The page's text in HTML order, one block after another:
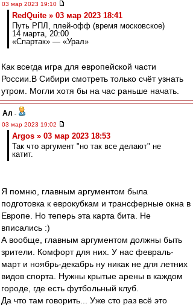
03 мар 2023 19:10
RedQuite » 03 мар 2023 18:41
Путь РПЛ, плей-офф (время московское)
14 марта, 20:00
«Спартак» — «Урал»
Как всегда игра для европейской части
России.В Сибири смотреть только счёт узнать
утром. Могли хотя бы на час раньше начать.
Ал -
03 мар 2023 19:02
Argos » 03 мар 2023 18:53
Так что аргумент "но так все делают" не
катит.
Я помню, главным аргументом была
подготовка к еврокубкам и трансферные окна в
Европе. Но теперь эта карта бита. Не
вписались :)
А вообще, главным аргументом должны быть
зрители. Комфорт для них. У нас февраль-
март и ноябрь-декабрь ну никак не для летних
видов спорта. Нужны крытые арены в каждом
городе, где есть футбольный клуб.
Да что там говорить... Уже сто раз всё это